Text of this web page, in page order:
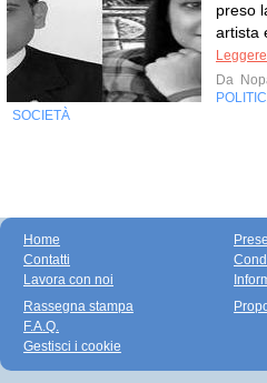
preso
artista
Da
SOCIETÀ
Home
Contatti
Lavora con noi
Rassegna stampa
F.A.Q.
Gestisci i cookie